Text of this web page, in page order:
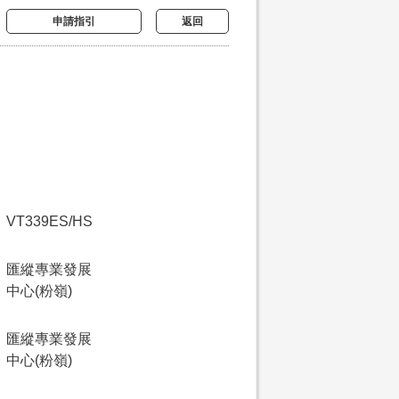
申請指引 返回
VT339ES/HS
匯縱專業發展
中心(粉嶺)
匯縱專業發展
中心(粉嶺)